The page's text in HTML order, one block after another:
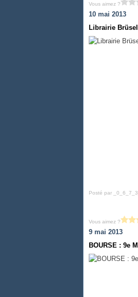
Vous aimez ?
10 mai 2013
Librairie
Posté par
Vous aimez ?
9 mai 2013
BOURSE : 9e